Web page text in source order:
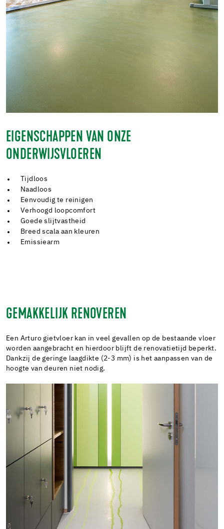
EIGENSCHAPPEN VAN ONZE
ONDERWIJSVLOEREN
Tijdloos
Naadloos
Eenvoudig te reinigen
Verhoogd loopcomfort
Goede slijtvastheid
Breed scala aan kleuren
Emissiearm
GEMAKKELIJK RENOVEREN
Een Arturo gietvloer kan in veel gevallen op de bestaande vloer
worden aangebracht en hierdoor blijft de renovatietijd beperkt.
Dankzij de geringe laagdikte (2-3 mm) is het aanpassen van de
hoogte van deuren niet nodig.